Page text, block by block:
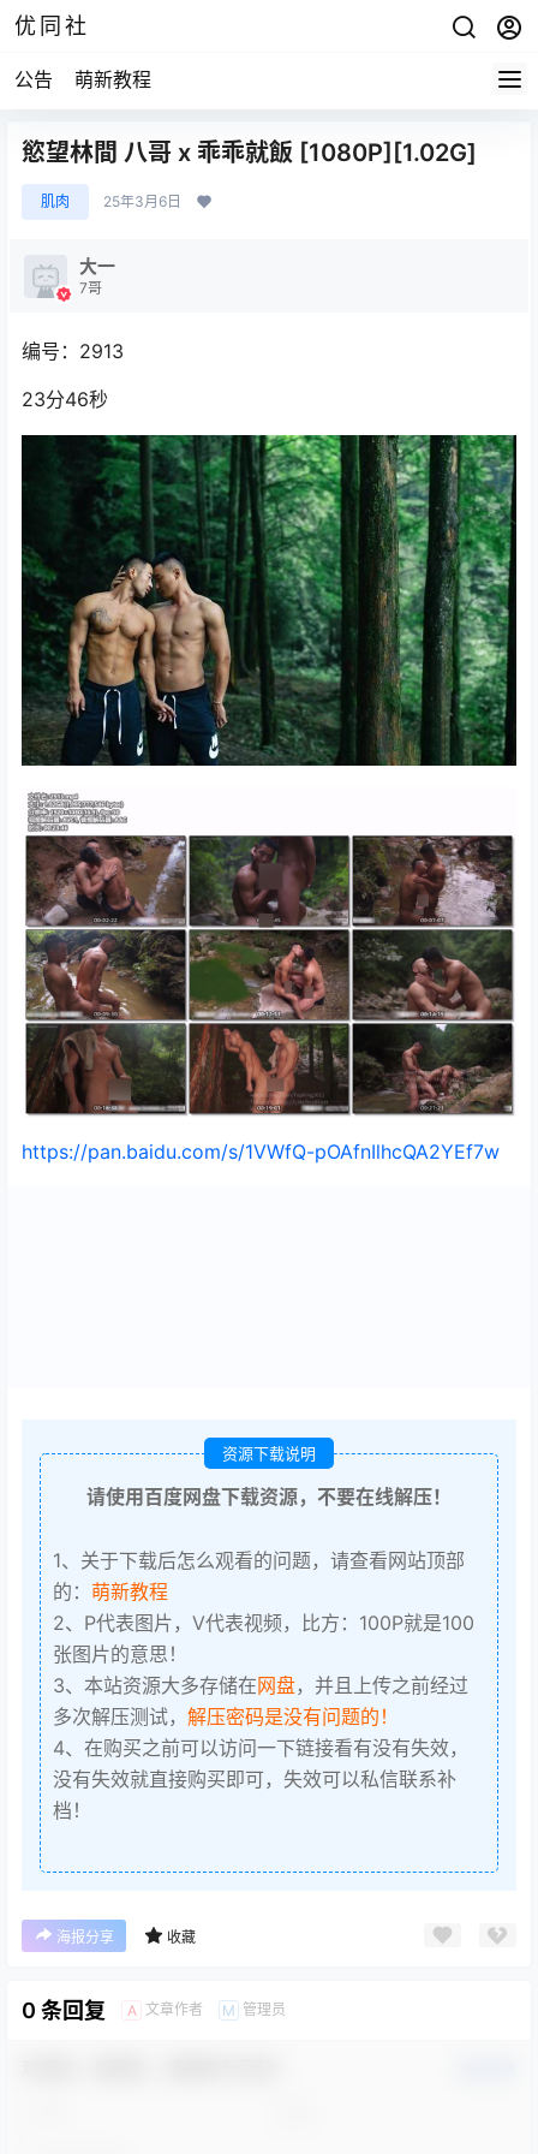
优同社
公告 萌新教程
慾望林間 八哥 x 乖乖就飯 [1080P][1.02G]
肌肉 25年3月6日
大一
7哥
编号：2913
23分46秒
https://pan.baidu.com/s/1VWfQ-pOAfnIlhcQA2YEf7w
资源下载说明
请使用百度网盘下载资源，不要在线解压！
1、关于下载后怎么观看的问题，请查看网站顶部
的： 萌新教程
2、P代表图片，V代表视频，比方：100P就是100
张图片的意思！
3、本站资源大多存储在网盘，并且上传之前经过
多次解压测试， 解压密码是没有问题的！
4、在购买之前可以访问一下链接看有没有失效，
没有失效就直接购买即可，失效可以私信联系补
档！
海报分享 收藏
0 条回复 A 文章作者 M 管理员